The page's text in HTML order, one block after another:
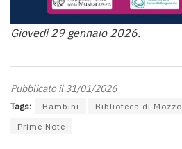
Giovedì 29 gennaio 2026.
Pubblicato il 31/01/2026
Tags: Bambini Biblioteca di Mozzo
Prime Note